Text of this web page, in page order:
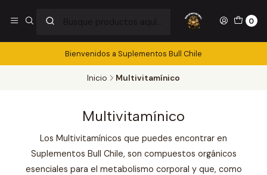
0
Bienvenidos a Suplementos Bull Chile
Inicio Multivitamínico
Multivitamínico
Los Multivitamínicos que puedes encontrar en
Suplementos Bull Chile, son compuestos orgánicos
esenciales para el metabolismo corporal y que, como